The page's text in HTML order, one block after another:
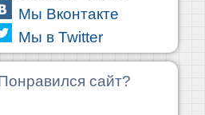
Мы Вконтакте
Мы в Twitter
сайт?